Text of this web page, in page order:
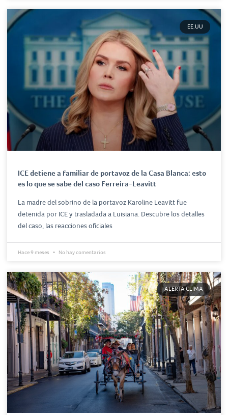
EE.UU
ICE detiene a familiar de portavoz de la Casa Blanca: esto
es lo que se sabe del caso Ferreira-Leavitt
La madre del sobrino de la portavoz Karoline Leavitt fue
detenida por ICE y trasladada a Luisiana. Descubre los detalles
del caso, las reacciones oficiales
Hace 9 meses No hay comentarios
ALERTA CLIMA